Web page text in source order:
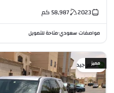
2023
58,987كم
مواصفات سعودي•متاحة للتمويل
سعر جيدمميز